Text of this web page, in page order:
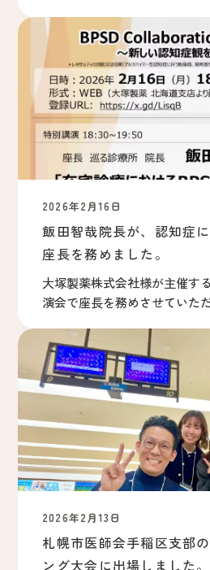
2026年2月16日
飯田智哉院長が、認知症
座長を務めました。
大塚製薬株式会社様が主催す
演会で座長を務めさせていた
2026年2月13日
札幌市医師会手稲区支部
ング大会に出場しました。